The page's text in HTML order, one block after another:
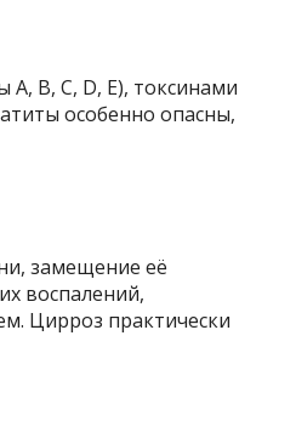
B, C, D, E), токсинами
особенно опасны,
замещение её
воспалений,
Цирроз практически